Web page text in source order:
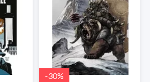
-30%